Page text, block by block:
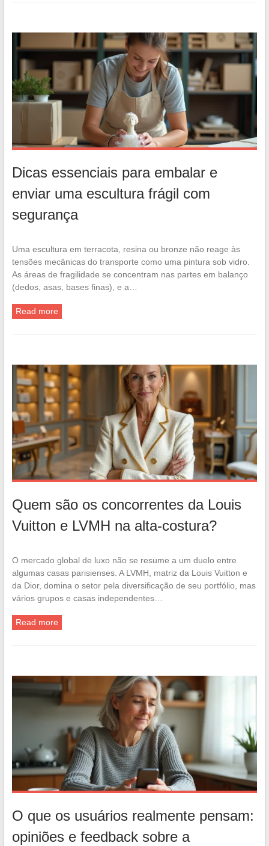
Dicas essenciais para embalar e
enviar uma escultura frágil com
segurança
Uma escultura em terracota, resina ou bronze não reage às
tensões mecânicas do transporte como uma pintura sob vidro.
As áreas de fragilidade se concentram nas partes em balanço
(dedos, asas, bases finas), e a…
Read more
Quem são os concorrentes da Louis
Vuitton e LVMH na alta-costura?
O mercado global de luxo não se resume a um duelo entre
algumas casas parisienses. A LVMH, matriz da Louis Vuitton e
da Dior, domina o setor pela diversificação de seu portfólio, mas
vários grupos e casas independentes…
Read more
O que os usuários realmente pensam:
opiniões e feedback sobre a